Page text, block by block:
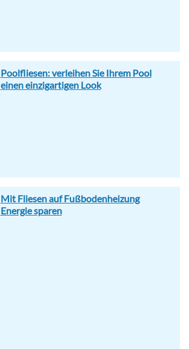
Poolfliesen: verleihen Sie Ihrem Pool
einen einzigartigen Look
Mit Fliesen auf Fußbodenheizung
Energie sparen